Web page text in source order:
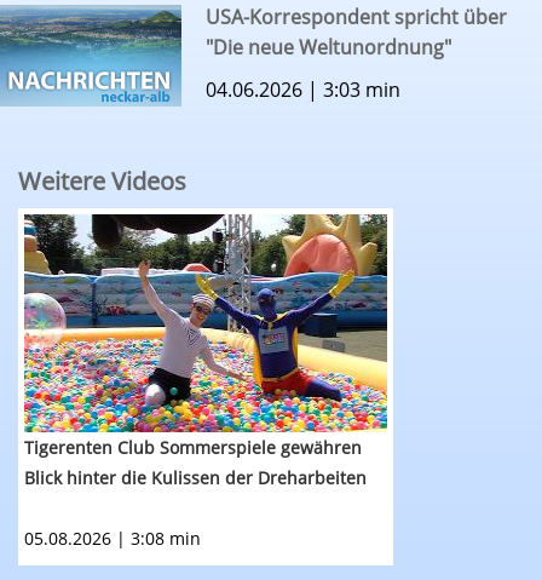
USA-Korrespondent spricht über
"Die neue Weltunordnung"
04.06.2026 | 3:03 min
Weitere Videos
RTF.1-Nachrichten: Tigerenten Club
Tigerenten Club Sommerspiele gewähren
Blick hinter die Kulissen der Dreharbeiten
05.08.2026 | 3:08 min